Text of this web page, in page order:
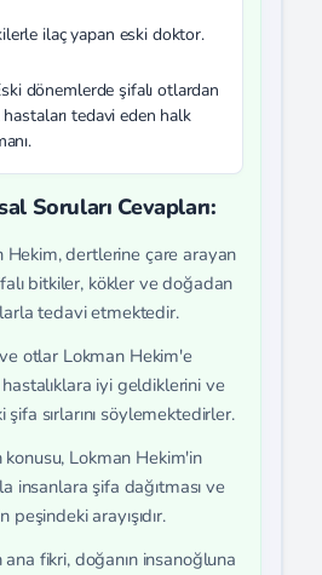
ilaç yapan eski doktor.
dönemlerde şifalı otlardan
hastaları tedavi eden halk
Soruları Cevapları:
Hekim, dertlerine çare arayan
bitkiler, kökler ve doğadan
tedavi etmektedir.
otlar Lokman Hekim'e
iyi geldiklerini ve
sırlarını söylemektedirler.
konusu, Lokman Hekim'in
insanlara şifa dağıtması ve
arayışıdır.
ana fikri, doğanın insanoğluna